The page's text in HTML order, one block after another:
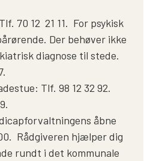
70 12 21 11. For psykisk
Der behøver ikke
diagnose til stede.
Tlf. 98 12 32 92.
åbne
Rådgiveren hjælper dig
rundt i det kommunale